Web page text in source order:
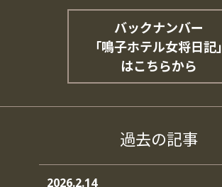
バックナンバー
「鳴子ホテル女将日記」
はこちらから
過去の記事
2026.2.14